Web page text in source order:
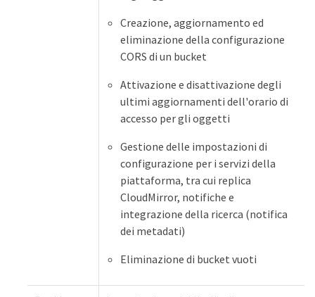
Creazione, aggiornamento ed
eliminazione della configurazione
CORS di un bucket
Attivazione e disattivazione degli
ultimi aggiornamenti dell'orario di
accesso per gli oggetti
Gestione delle impostazioni di
configurazione per i servizi della
piattaforma, tra cui replica
CloudMirror, notifiche e
integrazione della ricerca (notifica
dei metadati)
Eliminazione di bucket vuoti